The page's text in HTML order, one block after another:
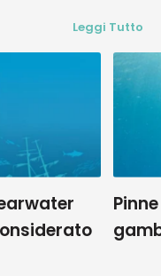
Leggi Tutto